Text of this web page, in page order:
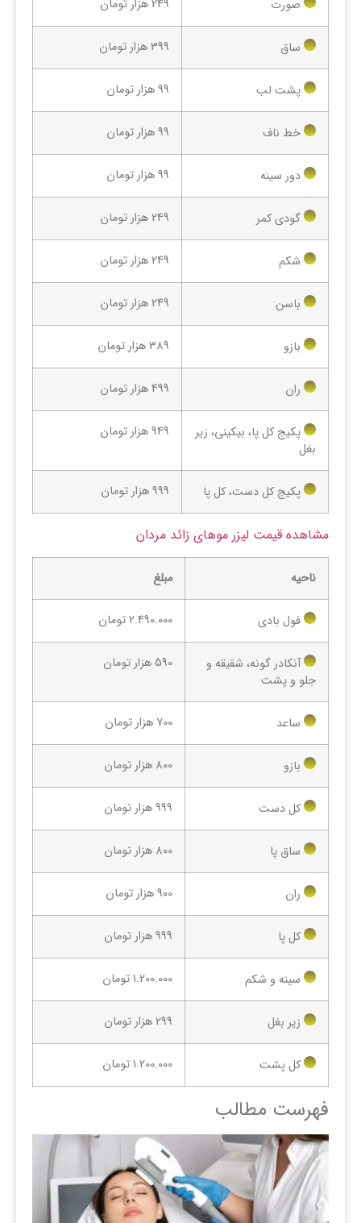
صورت 249 هزار تومان
ساق 399 هزار تومان
پشت لب 99 هزار تومان
خط ناف 99 هزار تومان
دور سینه 99 هزار تومان
گودی کمر 249 هزار تومان
شکم 249 هزار تومان
باسن 249 هزار تومان
بازو 389 هزار تومان
ران 499 هزار تومان
پکیج کل پا، بیکینی، زیر
بغل
949 هزار تومان
پکیج کل دست، کل پا 999 هزار تومان
مشاهده قیمت لیزر موهای زائد مردان
ناحیه مبلغ
فول بادی 2.490.000 تومان
آنکادر گونه، شقیقه و
جلو و پشت
590 هزار تومان
ساعد 700 هزار تومان
بازو 800 هزار تومان
کل دست 999 هزار تومان
ساق پا 800 هزار تومان
ران 900 هزار تومان
کل پا 999 هزار تومان
سینه و شکم 1.200.000 تومان
زیر بغل 299 هزار تومان
کل پشت 1.200.000 تومان
فهرست مطالب